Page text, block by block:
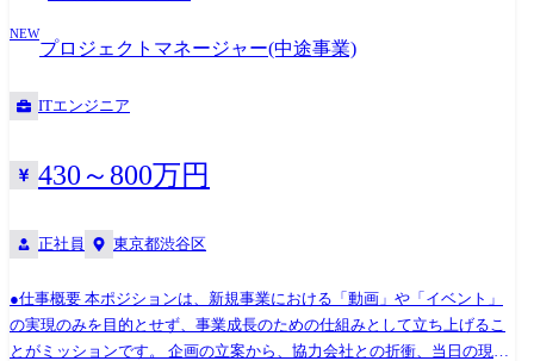
リングや分析 ・より返信率の高い候補者検索条件の検討や改善 ●変更の
範囲:全ての業務への配置転換の可能性あり <<このポジションにおける組
の両輪を含めた組織のミドルマネジメント強化が事業成長の肝となって
メント/育成 ・メディアビジネスに適した、マーケティング戦略の立案と
実行 ・SNSなどを使ったメディアブランディング ・Google Analyticsなど
の分析ツールを活用した分析〜示唆出し 具体的な業務として想定するも
のは上記の通りですが、その方の強みやスキルに合わせてアサインを検
性あり
NEW
プロジェクトマネージャー(中途事業)
ITエンジニア
430～800万円
正社員 東京都渋谷区
●仕事概要 本ポジションは、新規事業における「動画」や「イベント」
の実現のみを目的とせず、事業成長のための仕組みとして立ち上げるこ
とがミッションです。 企画の立案から、協力会社との折衝、当日の現場